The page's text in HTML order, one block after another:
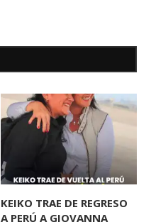
KEIKO TRAE DE REGRESO
A PERÚ A GIOVANNA